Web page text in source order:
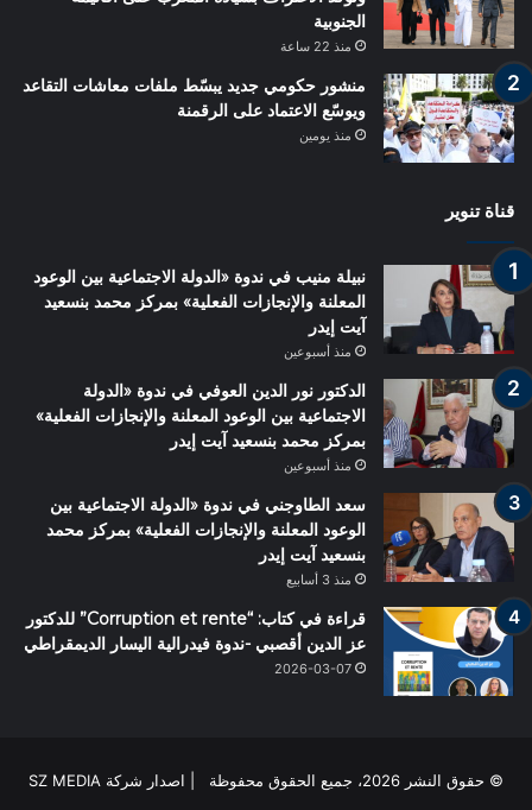
الجنوبية
منذ 22 ساعة
منشور حكومي جديد يبسّط ملفات معاشات التقاعد
ويوسّع الاعتماد على الرقمنة
منذ يومين
قناة تنوير
نبيلة منيب في ندوة «الدولة الاجتماعية بين الوعود
المعلنة والإنجازات الفعلية» بمركز محمد بنسعيد
آيت إيدر
منذ أسبوعين
الدكتور نور الدين العوفي في ندوة «الدولة
الاجتماعية بين الوعود المعلنة والإنجازات الفعلية»
بمركز محمد بنسعيد آيت إيدر
منذ أسبوعين
سعد الطاوجني في ندوة «الدولة الاجتماعية بين
الوعود المعلنة والإنجازات الفعلية» بمركز محمد
بنسعيد آيت إيدر
منذ 3 أسابيع
قراءة في كتاب: “Corruption et rente” للدكتور
عز الدين أقصبي -ندوة فيدرالية اليسار الديمقراطي
2026-03-07
© حقوق النشر 2026، جميع الحقوق محفوظة | اصدار شركة SZ MEDIA